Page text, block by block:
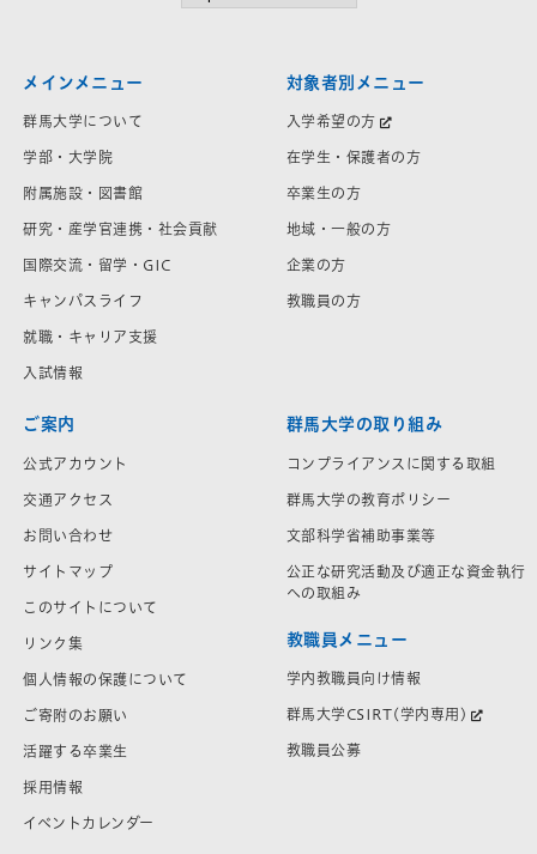
メインメニュー
群馬大学について
学部・大学院
附属施設・図書館
研究・産学官連携・社会貢献
国際交流・留学・GIC
キャンパスライフ
就職・キャリア支援
入試情報
対象者別メニュー
入学希望の方
在学生・保護者の方
卒業生の方
地域・一般の方
企業の方
教職員の方
ご案内
公式アカウント
交通アクセス
お問い合わせ
サイトマップ
このサイトについて
リンク集
個人情報の保護について
ご寄附のお願い
活躍する卒業生
採用情報
イベントカレンダー
群馬大学の取り組み
コンプライアンスに関する取組
群馬大学の教育ポリシー
文部科学省補助事業等
公正な研究活動及び適正な資金執行
への取組み
教職員メニュー
学内教職員向け情報
群馬大学CSIRT(学内専用)
教職員公募